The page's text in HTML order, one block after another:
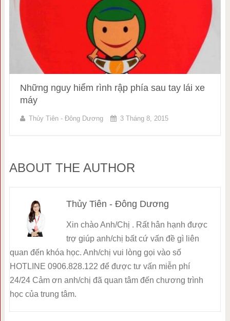
Những nguy hiểm rình rập phía sau tay lái xe
máy
Thủy Tiên - Đông Dương 3 Tháng 8, 2015
ABOUT THE AUTHOR
Thủy Tiên - Đông Dương
Xin chào Anh/Chị . Rất hân hạnh được
trợ giúp anh/chị bất cứ vấn đề gì liên
quan đến khóa học. Anh/chị vui lòng gọi vào số
HOTLINE 0906.828.122 để được tư vấn miễn phí
24/24 Cảm ơn anh/chị đã quan tâm đến chương trình
học của trung tâm.